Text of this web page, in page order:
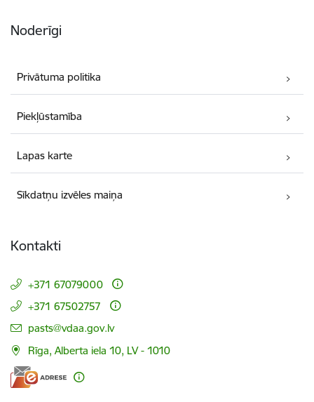
Noderīgi
Privātuma politika
Piekļūstamība
Lapas karte
Sīkdatņu izvēles maiņa
Kontakti
+371 67079000
+371 67502757
E-pasts:
pasts@vdaa.gov.lv
Rīga, Alberta iela 10, LV - 1010